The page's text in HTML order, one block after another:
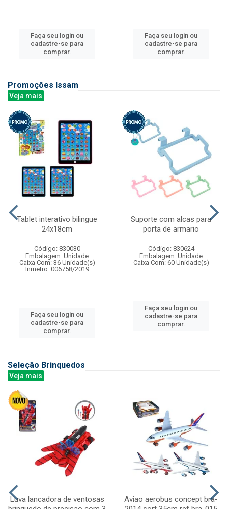
Faça seu login ou
cadastre-se para
comprar.
Faça seu login ou
cadastre-se para
comprar.
Promoções Issam
Veja mais
Tablet interativo bilingue
24x18cm
Código: 830030
Embalagem: Unidade
Caixa Com: 36 Unidade(s)
Inmetro: 006758/2019
Faça seu login ou
cadastre-se para
comprar.
Suporte com alcas para
porta de armario
Código: 830624
Embalagem: Unidade
Caixa Com: 60 Unidade(s)
Faça seu login ou
cadastre-se para
comprar.
Seleção Brinquedos
Veja mais
Luva lancadora de ventosas
Aviao aerobus concept bra-